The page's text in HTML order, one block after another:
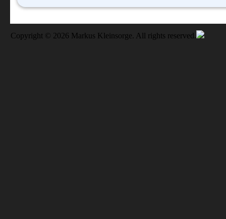
Copyright © 2026 Markus Kleinsorge. All rights reserved.